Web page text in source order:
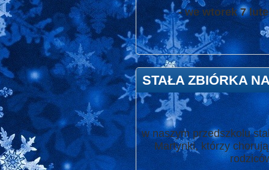
- we wtorek 7
STAŁA ZBIÓRKA
w naszym przedszkolu
Martynki, którzy